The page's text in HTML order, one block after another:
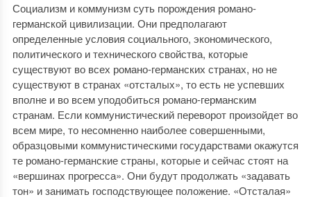
Социализм и коммунизм суть порождения романо-
германской цивилизации. Они предполагают
определенные условия социального, экономического,
политического и технического свойства, которые
существуют во всех романо-германских странах, но не
существуют в странах «отсталых», то есть не успевших
вполне и во всем уподобиться романо-германским
странам. Если коммунистический переворот произойдет во
всем мире, то несомненно наиболее совершенными,
образцовыми коммунистическими государствами окажутся
те романо-германские страны, которые и сейчас стоят на
«вершинах прогресса». Они будут продолжать «задавать
тон» и занимать господствующее положение. «Отсталая»